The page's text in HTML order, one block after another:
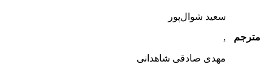
مترجم
سعید شوال‌پور
,
مهدی صادقی شاهدانی